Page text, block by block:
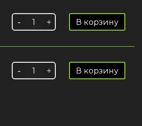
В корзину
В корзину